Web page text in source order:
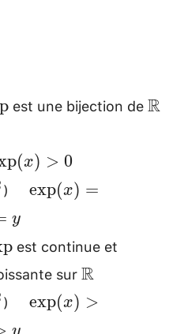
p est une bijection deR
p(x) > 0
)
\quad
\Leftrightarrow
x=y \\
exp(x) =
y
p est continue et
surR
)
\quad
exp(x) >